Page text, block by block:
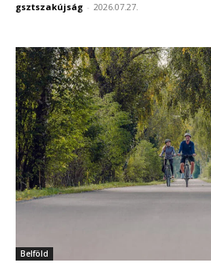
gsztszakújság - 2026.07.27.
Belföld